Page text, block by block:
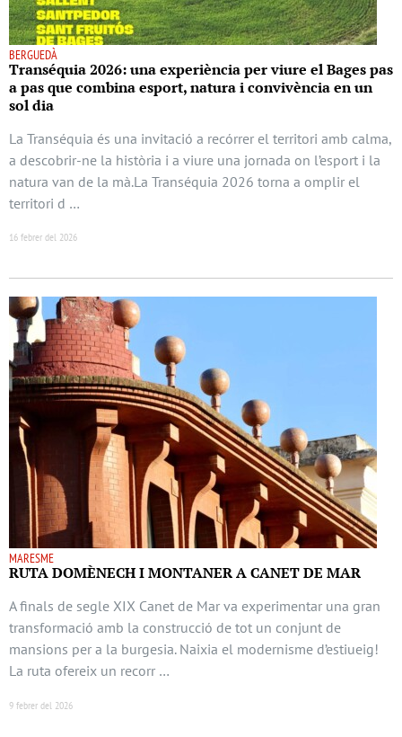
BERGUEDÀ
Transéquia 2026: una experiència per viure el Bages pas
a pas que combina esport, natura i convivència en un
sol dia
La Transéquia és una invitació a recórrer el territori amb calma,
a descobrir-ne la història i a viure una jornada on l’esport i la
natura van de la mà.La Transéquia 2026 torna a omplir el
territori d …
16 febrer del 2026
MARESME
RUTA DOMÈNECH I MONTANER A CANET DE MAR
A finals de segle XIX Canet de Mar va experimentar una gran
transformació amb la construcció de tot un conjunt de
mansions per a la burgesia. Naixia el modernisme d’estiueig!
La ruta ofereix un recorr …
9 febrer del 2026